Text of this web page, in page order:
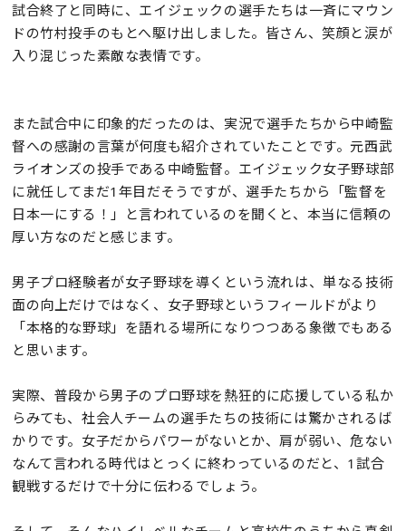
試合終了と同時に、エイジェックの選手たちは一斉にマウン
ドの竹村投手のもとへ駆け出しました。皆さん、笑顔と涙が
入り混じった素敵な表情です。
また試合中に印象的だったのは、実況で選手たちから中崎監
督への感謝の言葉が何度も紹介されていたことです。元西武
ライオンズの投手である中崎監督。エイジェック女子野球部
に就任してまだ1年目だそうですが、選手たちから「監督を
日本一にする！」と言われているのを聞くと、本当に信頼の
厚い方なのだと感じます。
男子プロ経験者が女子野球を導くという流れは、単なる技術
面の向上だけではなく、女子野球というフィールドがより
「本格的な野球」を語れる場所になりつつある象徴でもある
と思います。
実際、普段から男子のプロ野球を熱狂的に応援している私か
らみても、社会人チームの選手たちの技術には驚かされるば
かりです。女子だからパワーがないとか、肩が弱い、危ない
なんて言われる時代はとっくに終わっているのだと、1試合
観戦するだけで十分に伝わるでしょう。